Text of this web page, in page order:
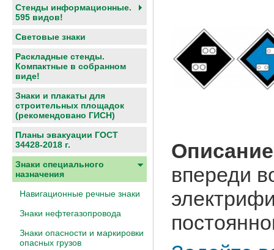
Стенды информационные.
595 видов!
Световые знаки
Раскладные стенды.
Компактные в собранном
виде!
Знаки и плакаты для
строительных площадок
(рекомендовано ГИСН)
Планы эвакуации ГОСТ
34428-2018 г.
Знаки специального
назначения
Навигационные речные знаки
Знаки нефтегазопровода
Знаки опасности и маркировки
опасных грузов
впереди